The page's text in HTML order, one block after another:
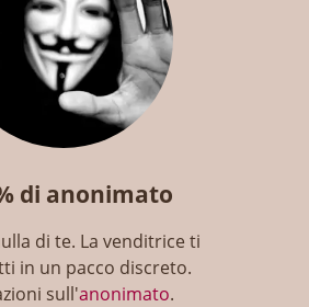
di anonimato
di te. La venditrice ti
in un pacco discreto.
sull'anonimato.